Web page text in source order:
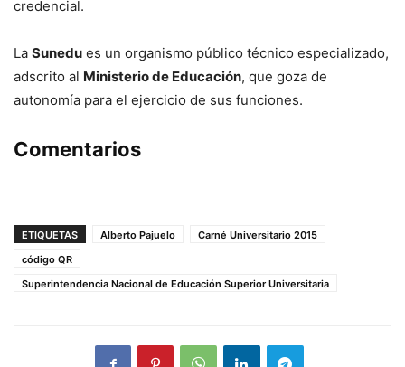
credencial.
La Sunedu es un organismo público técnico especializado,
adscrito al Ministerio de Educación, que goza de
autonomía para el ejercicio de sus funciones.
Comentarios
ETIQUETAS Alberto Pajuelo
Carné Universitario 2015
código QR
Superintendencia Nacional de Educación Superior Universitaria